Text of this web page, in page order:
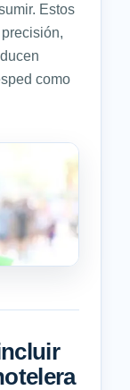
Estos
como